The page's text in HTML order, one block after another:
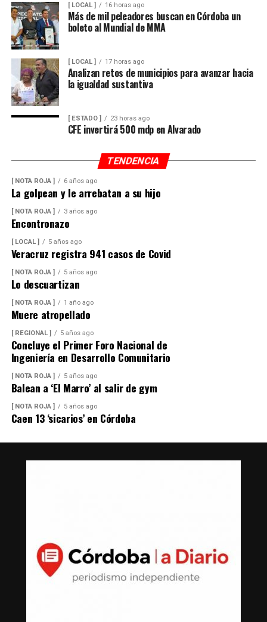
[ LOCAL ] 16 horas ago
Más de mil peleadores buscan en Córdoba un
boleto al Mundial de MMA
[ LOCAL ] 17 horas ago
Analizan retos de municipios para avanzar hacia
la igualdad sustantiva
[ ESTADO ] 23 horas ago
CFE invertirá 500 mdp en Alvarado
TENDENCIA
[ NOTA ROJA ] 6 años ago
La golpean y le arrebatan a su hijo
[ NOTA ROJA ] 3 años ago
Encontronazo
[ LOCAL ] 5 años ago
Veracruz registra 941 casos de Covid
[ NOTA ROJA ] 5 años ago
Lo descuartizan
[ NOTA ROJA ] 1 año ago
Muere atropellado
[ REGIONAL ] 5 años ago
Concluye el Primer Foro Nacional de
Ingeniería en Desarrollo Comunitario
[ NOTA ROJA ] 5 años ago
Balean a ‘El Marro’ al salir de gym
[ NOTA ROJA ] 5 años ago
Caen 13 ‘sicarios’ en Córdoba